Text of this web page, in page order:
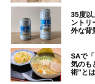
35度
ントリ
外な背
SAで
気のも
術”と